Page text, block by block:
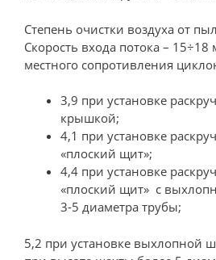
Степень очистки воздуха от
Скорость входа потока –
местного сопротивления
3,9 при установке
крышкой;
4,1 при установке
«плоский щит»;
4,4 при установке
«плоский щит» с
3-5 диаметра трубы;
5,2 при установке выхлопной